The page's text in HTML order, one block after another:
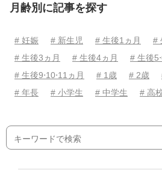
月齢別に記事を探す
# 妊娠 # 新生児 # 生後1ヵ月
#
# 生後3ヵ月
# 生後4ヵ月 # 生後
# 生後9⋅10⋅11ヵ月
# 1歳 # 2歳
# 年長
# 小学生 # 中学生 # 高